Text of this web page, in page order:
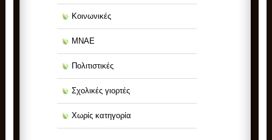
Κοινωνικές
ΜΝΑΕ
Πολιτιστικές
Σχολικές γιορτές
Χωρίς κατηγορία